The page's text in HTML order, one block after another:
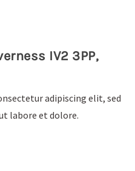
IV2 3PP,
adipiscing elit, sed
labore et dolore.